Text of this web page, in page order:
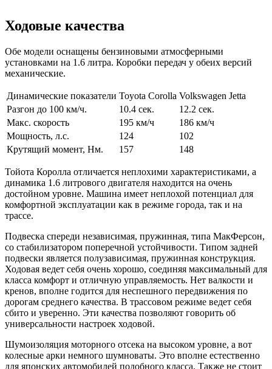
Ходовые качества
Обе модели оснащены бензиновыми атмосферными
установками на 1.6 литра. Коробки передач у обеих версий
механические.
Динамические показатели Toyota Corolla Volkswagen Jetta
Разгон до 100 км/ч.
10.4 сек.
12.2 сек.
Макс. скорость
195 км/ч
186 км/ч
Мощность, л.с.
124
102
Крутящий момент, Нм.
157 148
Тойота Королла отличается неплохими характеристиками, а
динамика 1.6 литрового двигателя находится на очень
достойном уровне. Машина имеет неплохой потенциал для
комфортной эксплуатации как в режиме города, так и на
трассе.
Подвеска спереди независимая, пружинная, типа МакФерсон,
со стабилизатором поперечной устойчивости. Типом задней
подвески является полузависимая, пружинная конструкция.
Ходовая ведет себя очень хорошо, соединяя максимальный для
класса комфорт и отличную управляемость. Нет валкости и
кренов, вполне годится для неспешного передвижения по
дорогам среднего качества. В трассовом режиме ведет себя
сбито и уверенно. Эти качества позволяют говорить об
универсальности настроек ходовой.
Шумоизоляция моторного отсека на высоком уровне, а вот
колесные арки немного шумноваты. Это вполне естественно
для японских автомобилей подобного класса. Также не стоит